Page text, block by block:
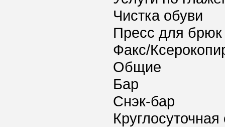
Чистка обуви
Пресс для брюк
Факс/
Общие
Бар
Снэк-бар